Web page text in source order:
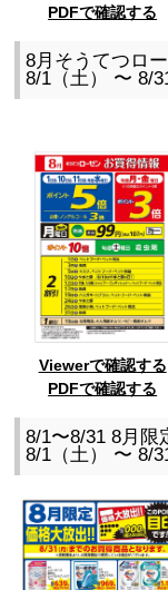
PDFで確認する
8月そうてつロ
8/1（土） 〜 8/
Viewerで確認する
PDFで確認する
8/1〜8/31 8月限
8/1（土） 〜 8/